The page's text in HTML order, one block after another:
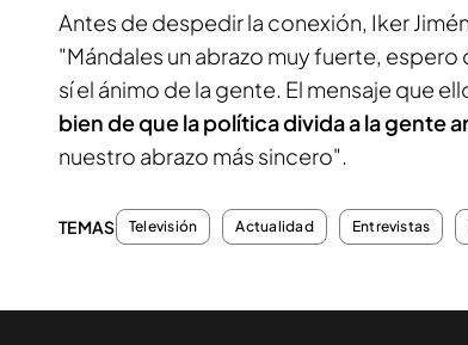
Antes de despedir la conexión, Iker
"Mándales un abrazo muy fuerte,
sí el ánimo de la gente. El mensaje que
bien de que la política divida a la gente
nuestro abrazo más sincero".
TEMAS Televisión Actualidad Entrevistas